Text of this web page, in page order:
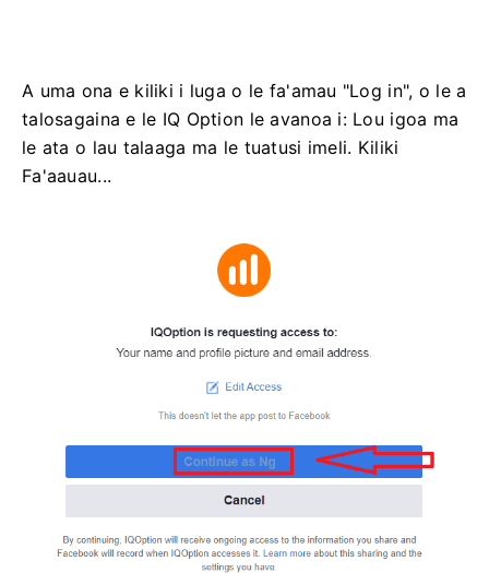
A uma ona e kiliki i luga o le fa'amau "Log in", o le a
talosagaina e le IQ Option le avanoa i: Lou igoa ma
le ata o lau talaaga ma le tuatusi imeli. Kiliki
Fa'aauau...